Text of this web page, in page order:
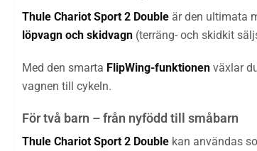
Thule Chariot Sport 2 Double är den ultimata
löpvagn och skidvagn (terräng- och skidkit
Med den smarta FlipWing-funktionen växlar
vagnen till cykeln.
För två barn – från nyfödd till småbarn
Thule Chariot Sport 2 Double kan användas